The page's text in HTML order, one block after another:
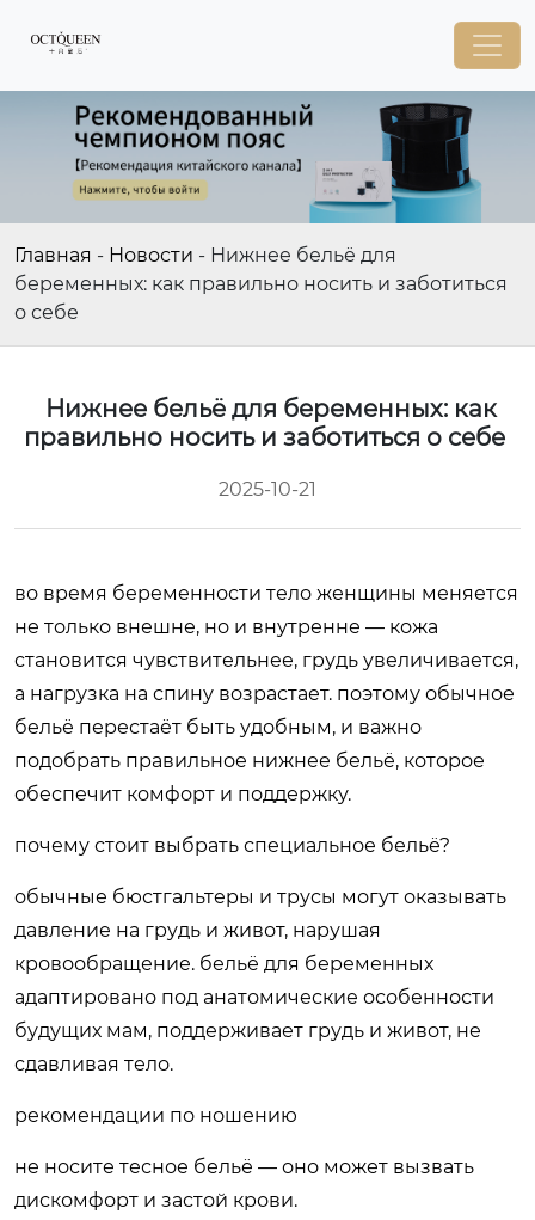
Главная - Новости - Нижнее бельё для
беременных: как правильно носить и заботиться
о себе
Нижнее бельё для беременных: как
правильно носить и заботиться о себе
2025-10-21
во время беременности тело женщины меняется
не только внешне, но и внутренне — кожа
становится чувствительнее, грудь увеличивается,
а нагрузка на спину возрастает. поэтому обычное
бельё перестаёт быть удобным, и важно
подобрать правильное нижнее бельё, которое
обеспечит комфорт и поддержку.
почему стоит выбрать специальное бельё?
обычные бюстгальтеры и трусы могут оказывать
давление на грудь и живот, нарушая
кровообращение. бельё для беременных
адаптировано под анатомические особенности
будущих мам, поддерживает грудь и живот, не
сдавливая тело.
рекомендации по ношению
не носите тесное бельё — оно может вызвать
дискомфорт и застой крови.